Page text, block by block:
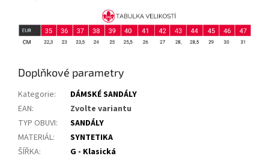
Doplňkové parametry
Kategorie:
DÁMSKÉ SANDÁLY
EAN:
Zvolte variantu
TYP OBUVI:
SANDÁLY
MATERIÁL:
SYNTETIKA
ŠÍŘKA:
G - Klasická